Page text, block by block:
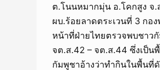
ต.โนนหมากมุ่น อ.โคกสูง จ.
ผบ.ร้อยลาดตระเวนที่ 3 กอ
หน้าที่ฝ่ายไทยตรวจพบชาว
จต.ส.42 – จต.ส.44 ซึ่งเป็น
กัมพูชาอ้างว่าทำกินในพื้นที่